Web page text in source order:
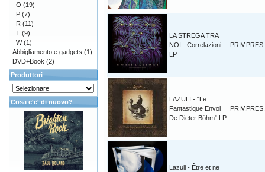
LA STREGA TRA
NOI - Correlazioni
LP
PRIV.PRES.
LAZULI - “Le
Fantastique Envol
De Dieter Böhm” LP
PRIV.PRES.
Lazuli - Être et ne
O (19)
P (7)
R (11)
T (9)
W(1)
Abbigliamento e gadgets (1)
DVD+Book (2)
Produttori
Cosa c'e' di nuovo?